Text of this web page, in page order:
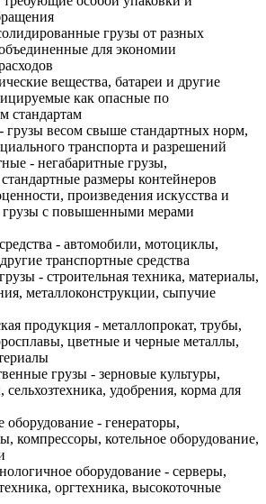
грузы от разных
для экономии
вещества, батареи и другие
как опасные по
стандартам
грузы весом свыше стандартных норм,
транспорта и разрешений
- негабаритные грузы,
размеры контейнеров
произведения искусства и
грузы с повышенными мерами
- автомобили, мотоциклы,
транспортные средства
- строительная техника, материалы,
металлоконструкции, сыпучие
продукция - металлопрокат, трубы,
цветные и черные металлы,
грузы - зерновые культуры,
удобрения, корма для
оборудование - генераторы,
компрессоры, котельное оборудование,
оборудование - серверы,
оргтехника, высокоточные